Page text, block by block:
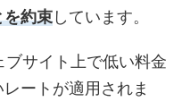
を約束 しています。
サイト上で低い料金
ートが適用されま